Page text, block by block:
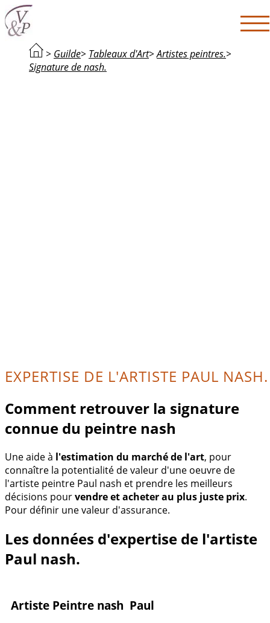
> Guilde> Tableaux d'Art>Artistes peintres.>
Signature de nash.
EXPERTISE DE L'ARTISTE PAUL NASH.
Comment retrouver la signature
connue du peintre nash
Une aide à l'estimation du marché de l'art, pour
connaître la potentialité de valeur d'une oeuvre de
l'artiste peintre Paul nash et prendre les meilleurs
décisions pourvendre et acheter au plus juste prix.
Pour définir une valeur d'assurance.
Les données d'expertise de l'artiste
Paul nash.
Artiste Peintre nash Paul